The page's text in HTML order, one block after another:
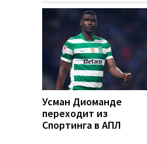
Усман Диоманде
переходит из
Спортинга в АПЛ